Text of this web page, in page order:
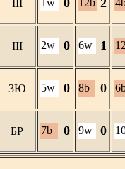
III 1w 0 12b 2
III 2w 0 6w 1
3Ю 5w 0 8b 0
БР 7b 0 9w 0